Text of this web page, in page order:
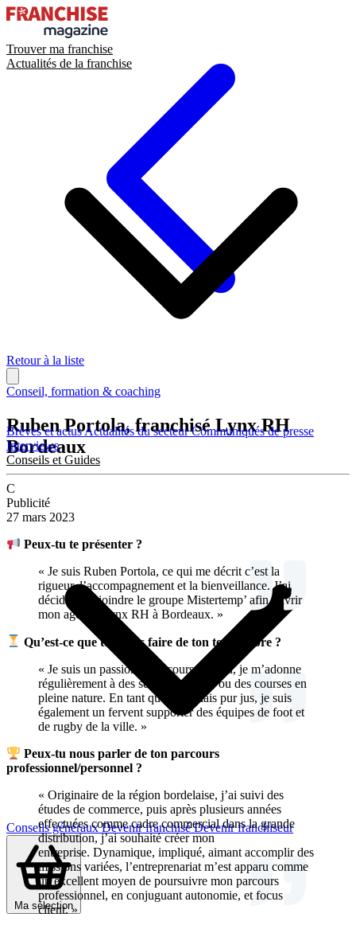
Trouver ma franchise
Actualités de la franchise
Brèves et actusActualités du secteurCommuniqués de presse
Interviews
Conseils et Guides
Conseils générauxDevenir franchiséDevenir franchiseur
Ma sélection
Retour à la liste
Conseil, formation & coaching
Ruben Portola, franchisé Lynx RH
Bordeaux
C
Publicité
27 mars 2023
Peux-tu te présenter ?
« Je suis Ruben Portola, ce qui me décrit c’est la
rigueur, l’accompagnement et la bienveillance. J’ai
décidé de rejoindre le groupe Mistertemp’ afin ouvrir
mon agence Lynx RH à Bordeaux. »
Qu’est-ce que tu aimes faire de ton temps libre ?
« Je suis un passionné de course à pied, je m’adonne
régulièrement à des semi-marathon, ou des courses en
pleine nature. En tant que Bordelais pur jus, je suis
également un fervent supporter des équipes de foot et
de rugby de la ville. »
Peux-tu nous parler de ton parcours
professionnel/personnel ?
« Originaire de la région bordelaise, j’ai suivi des
études de commerce, puis après plusieurs années
effectuées comme cadre commercial dans la grande
distribution, j’ai souhaité créer mon
entreprise. Dynamique, impliqué, aimant accomplir des
missions variées, l’entreprenariat m’est apparu comme
un excellent moyen de poursuivre mon parcours
professionnel, en conjuguant autonomie, et focus
client. »